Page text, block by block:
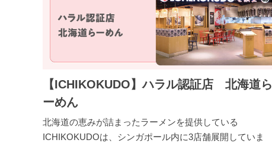
【ICHIKOKUDO】ハラル認証店 北海道ら
ーめん
北海道の恵みが詰まったラーメンを提供している
ICHIKOKUDOは、シンガポール内に3店舗展開していま